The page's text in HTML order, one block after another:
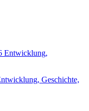
Geschichte,